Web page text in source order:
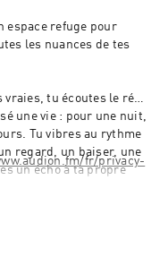
espace refuge pour
les nuances de tes
tu écoutes le récit
une vie : pour une nuit,
Tu vibres au rythme
regard, un baiser, une
un écho à ta propre
humoristes,
fr/privacy-